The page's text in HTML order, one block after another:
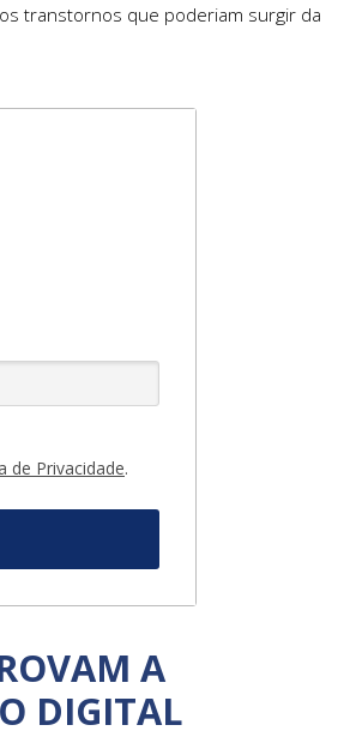
transtornos que poderiam surgir da
de Privacidade.
A
DIGITAL